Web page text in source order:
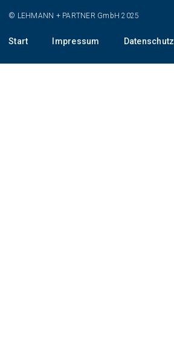
© LEHMANN + PARTNER GmbH 2025
Start Impressum Datenschutz